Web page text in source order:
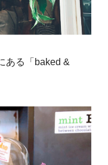
ある「baked &